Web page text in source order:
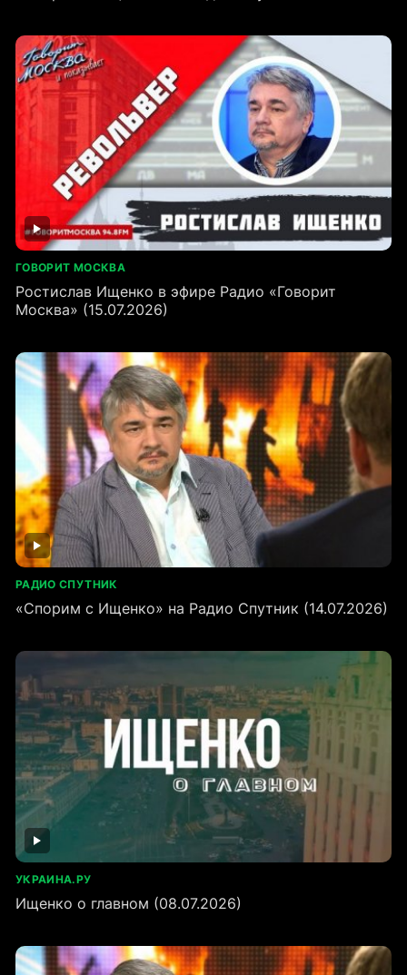
ГОВОРИТ МОСКВА
Ростислав Ищенко в эфире Радио «Говорит
Москва» (15.07.2026)
РАДИО СПУТНИК
«Спорим с Ищенко» на Радио Спутник (14.07.2026)
УКРАИНА.РУ
Ищенко о главном (08.07.2026)